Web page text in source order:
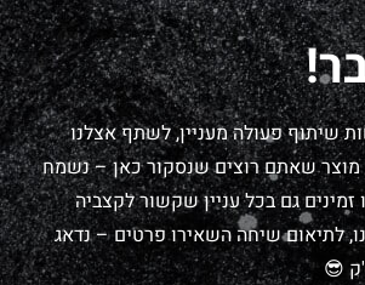
שיתוף פעולה מעניין, לשתף אצלנו
שאתם רוצים שנסקור כאן – נשמח
גם בכל עניין שקשור לקצביה
לתיאום שיחה השאירו פרטים – נדאג
😎